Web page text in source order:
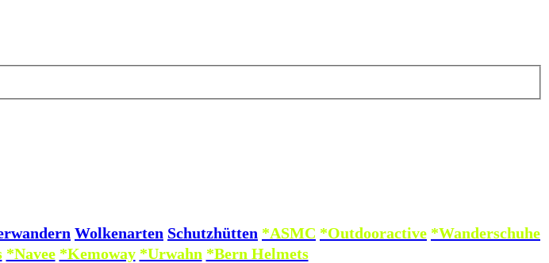
Wolkenarten Schutzhütten *ASMC *Outdooractive *Wanderschuhe
*Navee *Kemoway *Urwahn *Bern Helmets